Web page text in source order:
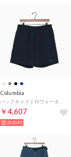
Columbia
￥4,607
23%OFF